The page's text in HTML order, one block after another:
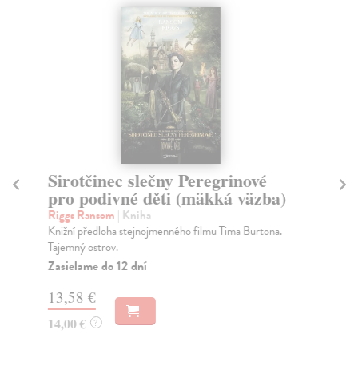
Sirotčinec slečny Peregrinové
pro podivné děti (mäkká väzba)
Riggs Ransom | Kniha
Knižní předloha stejnojmenného filmu Tima Burtona.
Tajemný ostrov.
Zasielame do 12 dní
13,58 €
14,00 € ?